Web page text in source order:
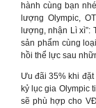
hành cùng bạn
lượng Olympic,
lượng, nhận Lì xì”:
sản phẩm cùng
hồi thể lực sau
Ưu đãi 35% khi
kỷ lục gia Olympic
sẽ phù hợp cho